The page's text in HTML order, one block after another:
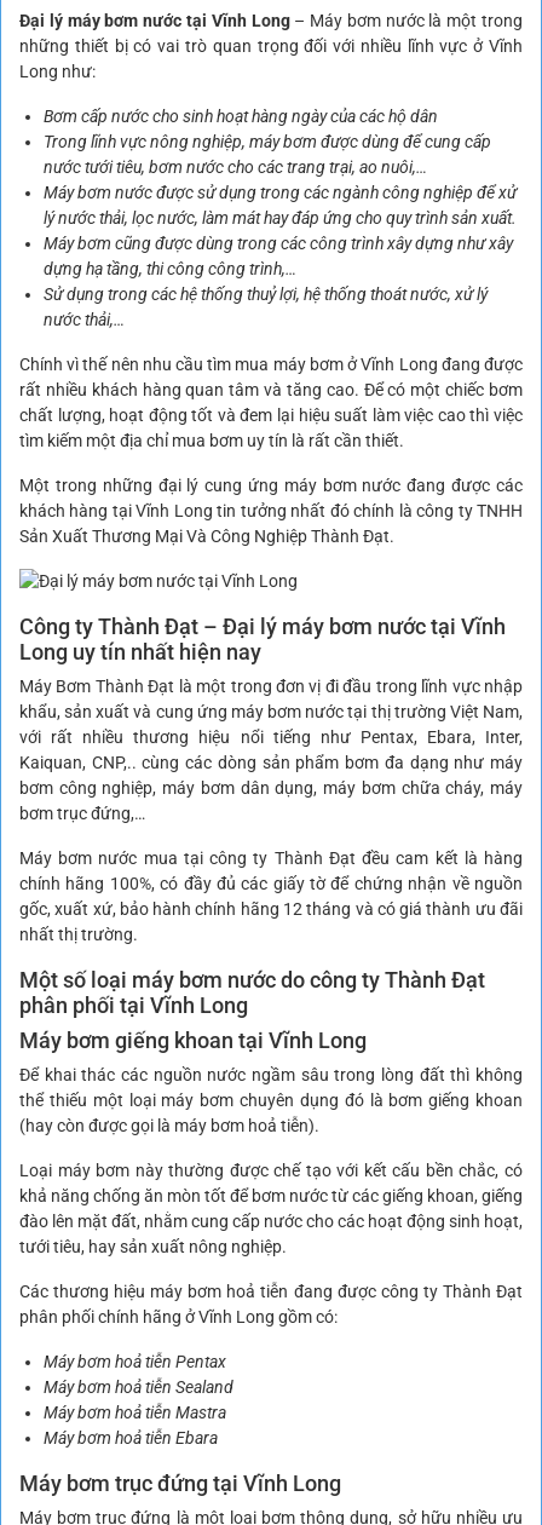
Đại lý máy bơm nước tại Vĩnh Long– Máy bơm nước là một trong
những thiết bị có vai trò quan trọng đối với nhiều lĩnh vực ở Vĩnh
Long như:
Bơm cấp nước cho sinh hoạt hàng ngày của các hộ dân
Trong lĩnh vực nông nghiệp, máy bơm được dùng để cung cấp
nước tưới tiêu, bơm nước cho các trang trại, ao nuôi,…
Máy bơm nước được sử dụng trong các ngành công nghiệp để xử
lý nước thải, lọc nước, làm mát hay đáp ứng cho quy trình sản xuất.
Máy bơm cũng được dùng trong các công trình xây dựng như xây
dựng hạ tầng, thi công công trình,…
Sử dụng trong các hệ thống thuỷ lợi, hệ thống thoát nước, xử lý
nước thải,…
Chính vì thế nên nhu cầu tìm mua máy bơm ở Vĩnh Long đang được
rất nhiều khách hàng quan tâm và tăng cao. Để có một chiếc bơm
chất lượng, hoạt động tốt và đem lại hiệu suất làm việc cao thì việc
tìm kiếm một địa chỉ mua bơm uy tín là rất cần thiết.
Một trong những đại lý cung ứng máy bơm nước đang được các
khách hàng tại Vĩnh Long tin tưởng nhất đó chính là công ty TNHH
Sản Xuất Thương Mại Và Công Nghiệp Thành Đạt.
Công ty Thành Đạt – Đại lý máy bơm nước tại Vĩnh
Long uy tín nhất hiện nay
Máy Bơm Thành Đạt là một trong đơn vị đi đầu trong lĩnh vực nhập
khẩu, sản xuất và cung ứng máy bơm nước tại thị trường Việt Nam,
với rất nhiều thương hiệu nổi tiếng như Pentax, Ebara, Inter,
Kaiquan, CNP,.. cùng các dòng sản phẩm bơm đa dạng như máy
bơm công nghiệp, máy bơm dân dụng, máy bơm chữa cháy, máy
bơm trục đứng,…
Máy bơm nước mua tại công ty Thành Đạt đều cam kết là hàng
chính hãng 100%, có đầy đủ các giấy tờ để chứng nhận về nguồn
gốc, xuất xứ, bảo hành chính hãng 12 tháng và có giá thành ưu đãi
nhất thị trường.
Một số loại máy bơm nước do công ty Thành Đạt
phân phối tại Vĩnh Long
Máy bơm giếng khoan tại Vĩnh Long
Để khai thác các nguồn nước ngầm sâu trong lòng đất thì không
thể thiếu một loại máy bơm chuyên dụng đó là bơm giếng khoan
(hay còn được gọi là máy bơm hoả tiễn).
Loại máy bơm này thường được chế tạo với kết cấu bền chắc, có
khả năng chống ăn mòn tốt để bơm nước từ các giếng khoan, giếng
đào lên mặt đất, nhằm cung cấp nước cho các hoạt động sinh hoạt,
tưới tiêu, hay sản xuất nông nghiệp.
Các thương hiệu máy bơm hoả tiễn đang được công ty Thành Đạt
phân phối chính hãng ở Vĩnh Long gồm có:
Máy bơm hoả tiễn Pentax
Máy bơm hoả tiễn Sealand
Máy bơm hoả tiễn Mastra
Máy bơm hoả tiễn Ebara
Máy bơm trục đứng tại Vĩnh Long
Máy bơm trục đứng là một loại bơm thông dụng, sở hữu nhiều ưu